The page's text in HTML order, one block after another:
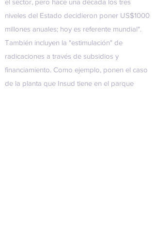
el sector, pero hace una década los tres
niveles del Estado decidieron poner US$1000
millones anuales; hoy es referente mundial".
También incluyen la "estimulación" de
radicaciones a través de subsidios y
financiamiento. Como ejemplo, ponen el caso
de la planta que Insud tiene en el parque